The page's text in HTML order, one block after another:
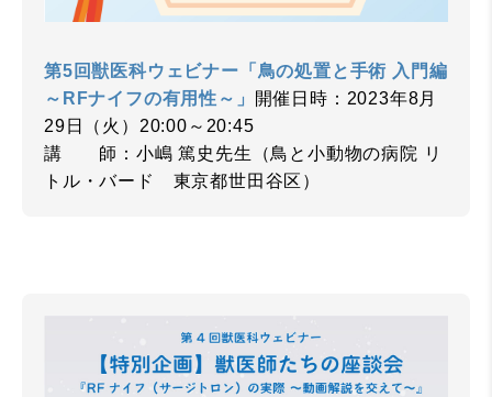
第5回獣医科ウェビナー「鳥の処置と手術 入門編
～RFナイフの有用性～」
開催日時：2023年8月
29日（火）20:00～20:45
講 師：小嶋 篤史先生（鳥と小動物の病院 リ
トル・バード 東京都世田谷区）